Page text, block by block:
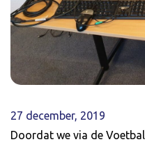
27 december, 2019
Doordat we via de